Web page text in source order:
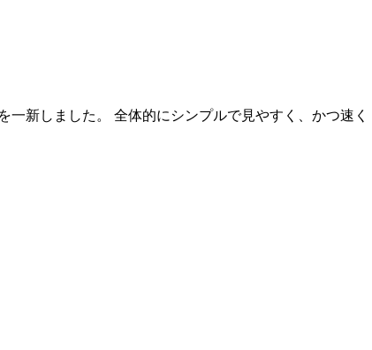
新しました。 全体的にシンプルで見やすく、かつ速く